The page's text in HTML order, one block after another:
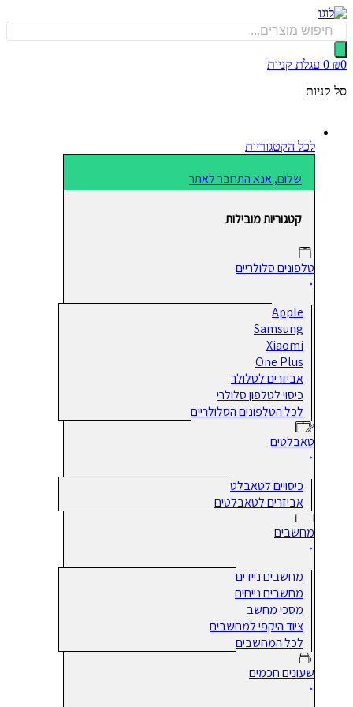
0 עגלת קניות
לכל הקטגוריות
שלום, אנא התחבר לאתר
קטגוריות מובילות
טלפונים סלולריים
Apple
Samsung
Xiaomi
One Plus
אביזרים לסלולר
כיסוי לטלפון סלולרי
לכל הטלפונים הסלולריים
טאבלטים
כיסויים לטאבלט
אביזרים לטאבלטים
מחשבים
מחשבים ניידים
מחשבים נייחים
מסכי מחשב
ציוד היקפי למחשבים
לכל המחשבים
שעונים חכמים